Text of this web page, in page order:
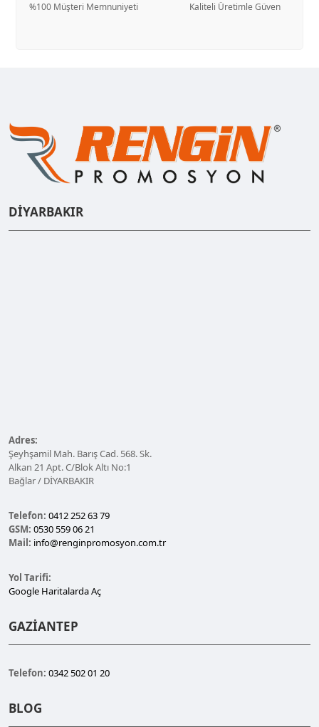
%100 Müşteri Memnuniyeti Kaliteli Üretimle Güven
DİYARBAKIR
Adres:
Şeyhşamil Mah. Barış Cad. 568. Sk.
Alkan 21 Apt. C/Blok Altı No:1
Bağlar / DİYARBAKIR
Telefon: 0412 252 63 79
GSM: 0530 559 06 21
Mail: info@renginpromosyon.com.tr
Yol Tarifi:
Google Haritalarda Aç
GAZİANTEP
Telefon: 0342 502 01 20
BLOG